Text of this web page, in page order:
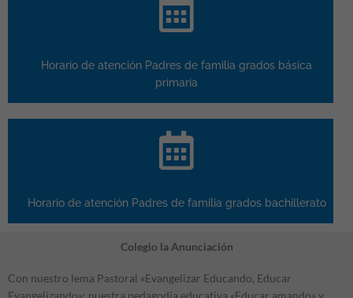
Horario de atención Padres de familia grados básica
primaria
Horario de atención Padres de familia grados bachillerato
Colegio la Anunciación
Con nuestro lema Pastoral «Evangelizar Educando, Educar
Evangelizando»; nuestra pedagodía educativa «Educar amando» y